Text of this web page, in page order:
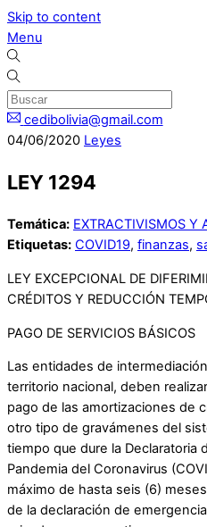
Skip to content
Menu
cedibolivia@gmail.com
04/06/2020 Leyes
LEY 1294
Temática: EXTRACTIVISMOS Y
Etiquetas: COVID19, finanzas,
LEY EXCEPCIONAL DE
CRÉDITOS Y REDUCCIÓN
PAGO DE SERVICIOS BÁSICOS
Las entidades de
territorio nacional, deben
pago de las amortizaciones de
otro tipo de gravámenes del
tiempo que dure la Declaratoria
Pandemia del Coronavirus
máximo de hasta seis (6)
de la declaración de